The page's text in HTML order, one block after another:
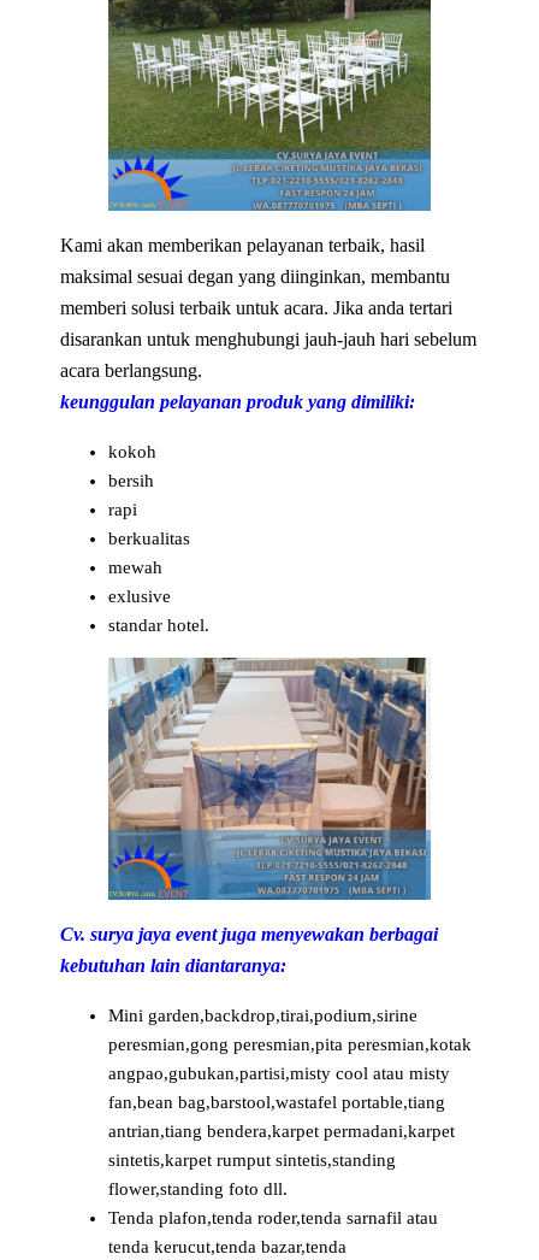
Kami akan memberikan pelayanan terbaik, hasil
maksimal sesuai degan yang diinginkan, membantu
memberi solusi terbaik untuk acara. Jika anda tertari
disarankan untuk menghubungi jauh-jauh hari sebelum
acara berlangsung.
keunggulan pelayanan produk yang dimiliki:
kokoh
bersih
rapi
berkualitas
mewah
exlusive
standar hotel.
Cv. surya jaya event juga menyewakan berbagai
kebutuhan lain diantaranya:
Mini garden,backdrop,tirai,podium,sirine
peresmian,gong peresmian,pita peresmian,kotak
angpao,gubukan,partisi,misty cool atau misty
fan,bean bag,barstool,wastafel portable,tiang
antrian,tiang bendera,karpet permadani,karpet
sintetis,karpet rumput sintetis,standing
flower,standing foto dll.
Tenda plafon,tenda roder,tenda sarnafil atau
tenda kerucut,tenda bazar,tenda